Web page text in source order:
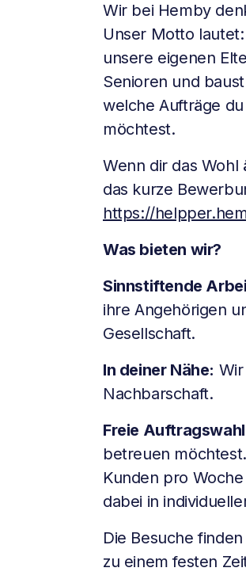
Wir bei Hemby
Unser Motto
unsere eigenen
Senioren und
welche Aufträge
möchtest.
Wenn dir das
das kurze
https://
Was bieten wir?
Sinnstiftende
ihre Angehörigen
Gesellschaft.
In deiner Nähe:
Nachbarschaft.
Freie
betreuen
Kunden pro
dabei in
Die Besuche
zu einem festen